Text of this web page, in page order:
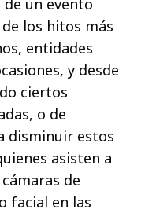
un evento
los hitos más
entidades
y desde
ciertos
o de
disminuir estos
asisten a
de
facial en las